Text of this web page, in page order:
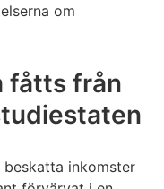
om
fåtts från
beskatta inkomster